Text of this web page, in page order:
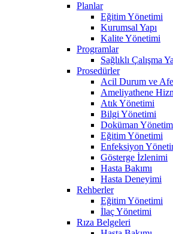
Planlar
Eğitim Yönetimi
Kurumsal Yapı
Kalite Yönetimi
Programlar
Sağlıklı Çalışma
Prosedürler
Acil Durum ve
Ameliyathene
Atık Yönetimi
Bilgi Yönetimi
Doküman
Eğitim Yönetimi
Enfeksiyon
Gösterge İzlenimi
Hasta Bakımı
Hasta Deneyimi
Rehberler
Eğitim Yönetimi
İlaç Yönetimi
Rıza Belgeleri